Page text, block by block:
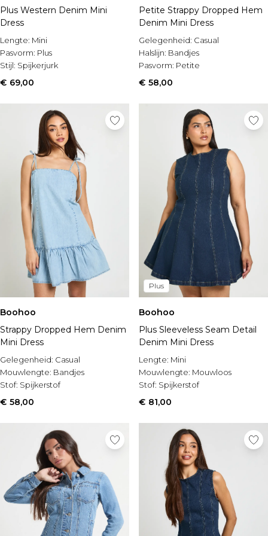
Plus Western Denim Mini
Dress
Lengte: Mini
Pasvorm: Plus
Stijl: Spijkerjurk
€ 69,00
Petite Strappy Dropped Hem
Denim Mini Dress
Gelegenheid: Casual
Halslijn: Bandjes
Pasvorm: Petite
€ 58,00
Boohoo
Strappy Dropped Hem Denim
Mini Dress
Gelegenheid: Casual
Mouwlengte: Bandjes
Stof: Spijkerstof
€ 58,00
Plus
Boohoo
Plus Sleeveless Seam Detail
Denim Mini Dress
Lengte: Mini
Mouwlengte: Mouwloos
Stof: Spijkerstof
€ 81,00